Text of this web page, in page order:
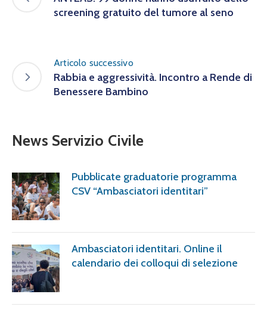
screening gratuito del tumore al seno
Articolo successivo
Rabbia e aggressività. Incontro a Rende di
Benessere Bambino
News Servizio Civile
Pubblicate graduatorie programma
CSV “Ambasciatori identitari”
Ambasciatori identitari. Online il
calendario dei colloqui di selezione